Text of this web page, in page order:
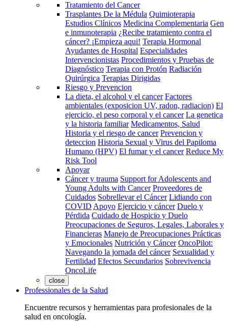
Tratamiento del Cancer
Trasplantes De la Médula Quimioterapia
Estudios Clínicos Medicina Complementaria Gen
e inmunoterapia ¿Recibe tratamiento contra el
cáncer? ¡Empieza aqui! Terapia Hormonal
Ayudantes de Hospital Especialidades
Intervencionistas Procedimientos y Pruebas de
Diagnóstico Terapia con Protón Radiación
Quirúrgica Terapias Dirigidas
Riesgo y Prevencion
La dieta, el alcohol y el cancer Factores
ambientales (exposicion UV, radon, radiacion) El
ejercicio, el peso corporal y el cancer La genetica
y la historia familiar Medicamentos, Salud
Historia y el riesgo de cancer Prevencion y
deteccion Historia Sexual y Virus del Papiloma
Humano (HPV) El fumar y el cancer Reduce My
Risk Tool
Apoyar
Cáncer y trauma Support for Adolescents and
Young Adults with Cancer Proveedores de
Cuidados Sobrellevar el Cáncer Lidiando con
COVID Apoyo Ejercicio y cáncer Duelo y
Pérdida Cuidado de Hospicio y Duelo
Preocupaciones de Seguros, Legales, Laborales y
Financieras Manejo de Preocupaciones Prácticas
y Emocionales Nutrición y Cáncer OncoPilot:
Navegando la jornada del cáncer Sexualidad y
Fertilidad Efectos Secundarios Sobrevivencia
OncoLife
close
Professionales de la Salud
Encuentre recursos y herramientas para profesionales de la
salud en oncología.